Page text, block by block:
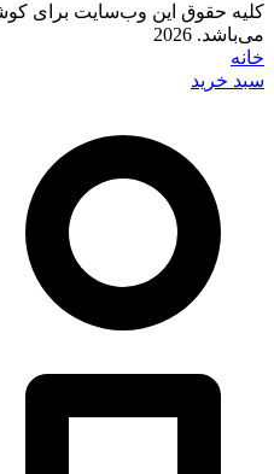
کلیه حقوق این وب‌سایت برای
می‌باشد. 2026
خانه
سبد خرید